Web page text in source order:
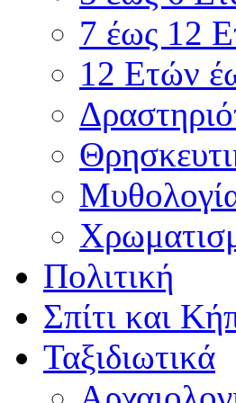
7 έως 12
12 Ετών
Πολιτική
Σπίτι και
Ταξιδιωτικά